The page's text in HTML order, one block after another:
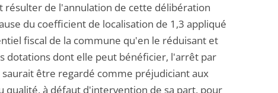
résulter de l'annulation de cette délibération
du coefficient de localisation de 1,3 appliqué
fiscal de la commune qu'en le réduisant et
dotations dont elle peut bénéficier, l'arrêt par
être regardé comme préjudiciant aux
qualité, à défaut d'intervention de sa part, pour